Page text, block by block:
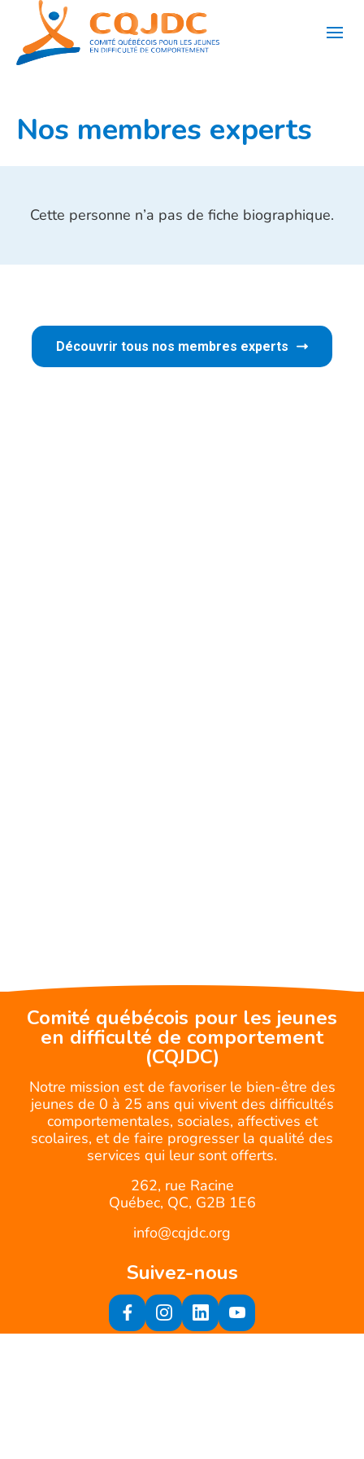
contenu
Nos membres experts
Cette personne n’a pas de fiche biographique.
Découvrir tous nos membres experts
Comité québécois pour les jeunes
en difficulté de comportement
(CQJDC)
Notre mission est de favoriser le bien-être des
jeunes de 0 à 25 ans qui vivent des difficultés
comportementales, sociales, affectives et
scolaires, et de faire progresser la qualité des
services qui leur sont offerts.
262, rue Racine
Québec, QC, G2B 1E6
info@cqjdc.org
Suivez-nous